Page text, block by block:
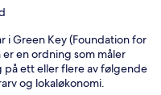
Green Key (Foundation for
en ordning som måler
ett eller flere av følgende
og lokaløkonomi.